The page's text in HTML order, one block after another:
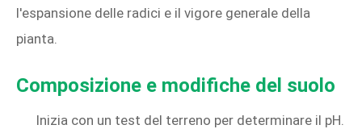
l'espansione delle radici e il vigore generale della
pianta.
Composizione e modifiche del suolo
Inizia con un test del terreno per determinare il pH.